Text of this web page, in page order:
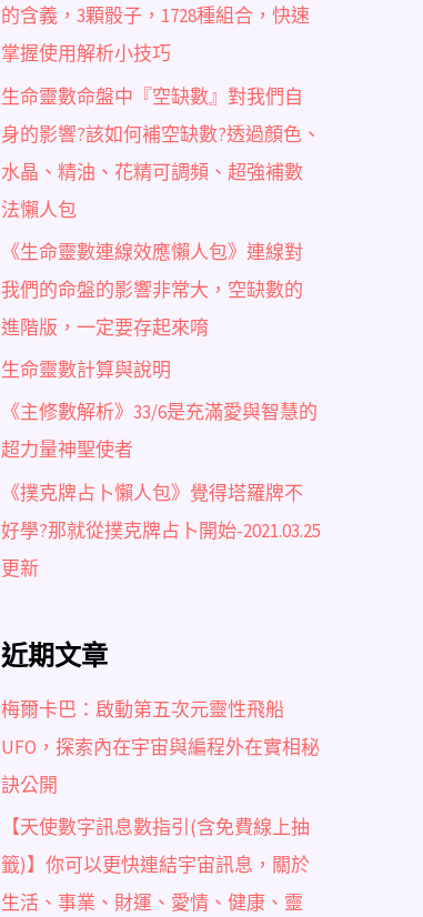
的含義，3顆骰子，1728種組合，快速
掌握使用解析小技巧
生命靈數命盤中『空缺數』對我們自
身的影響?該如何補空缺數?透過顏色、
水晶、精油、花精可調頻、超強補數
法懶人包
《生命靈數連線效應懶人包》連線對
我們的命盤的影響非常大，空缺數的
進階版，一定要存起來唷
生命靈數計算與說明
《主修數解析》33/6是充滿愛與智慧的
超力量神聖使者
《撲克牌占卜懶人包》覺得塔羅牌不
好學?那就從撲克牌占卜開始-2021.03.25
更新
近期文章
梅爾卡巴：啟動第五次元靈性飛船
UFO，探索內在宇宙與編程外在實相秘
訣公開
【天使數字訊息數指引(含免費線上抽
籤)】你可以更快連結宇宙訊息，關於
生活、事業、財運、愛情、健康、靈